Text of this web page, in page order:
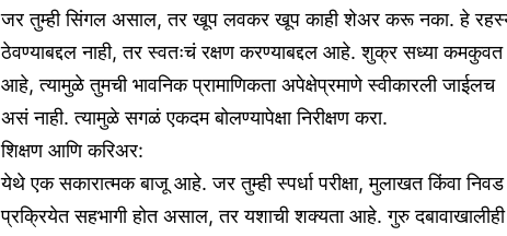
जर तुम्ही सिंगल असाल, तर खूप लवकर खूप काही शेअर करू नका. हे
ठेवण्याबद्दल नाही, तर स्वतःचं रक्षण करण्याबद्दल आहे. शुक्र सध्या कमकुवत
आहे, त्यामुळे तुमची भावनिक प्रामाणिकता अपेक्षेप्रमाणे स्वीकारली जाईलच
असं नाही. त्यामुळे सगळं एकदम बोलण्यापेक्षा निरीक्षण करा.
शिक्षण आणि करिअर:
येथे एक सकारात्मक बाजू आहे. जर तुम्ही स्पर्धा परीक्षा, मुलाखत किंवा निवड
प्रक्रियेत सहभागी होत असाल, तर यशाची शक्यता आहे. गुरु दबावाखालीही